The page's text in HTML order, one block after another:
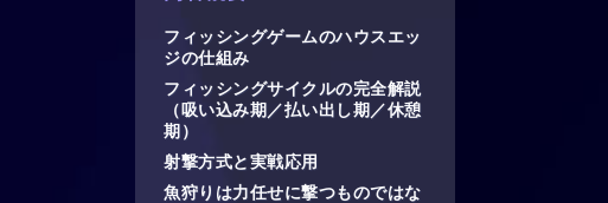
フィッシングゲームのハウスエッ
ジの仕組み
フィッシングサイクルの完全解説
（吸い込み期／払い出し期／休憩
期）
射撃方式と実戦応用
魚狩りは力任せに撃つものではな